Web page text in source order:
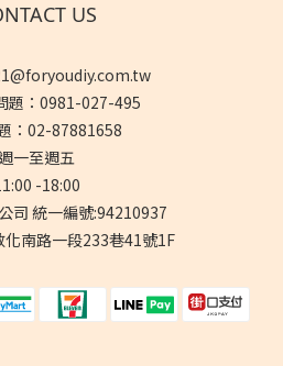
US
題：0981-027-495
：02-87881658
一至週五
-18:00
司 統一編號:94210937
化南路一段233巷41號1F